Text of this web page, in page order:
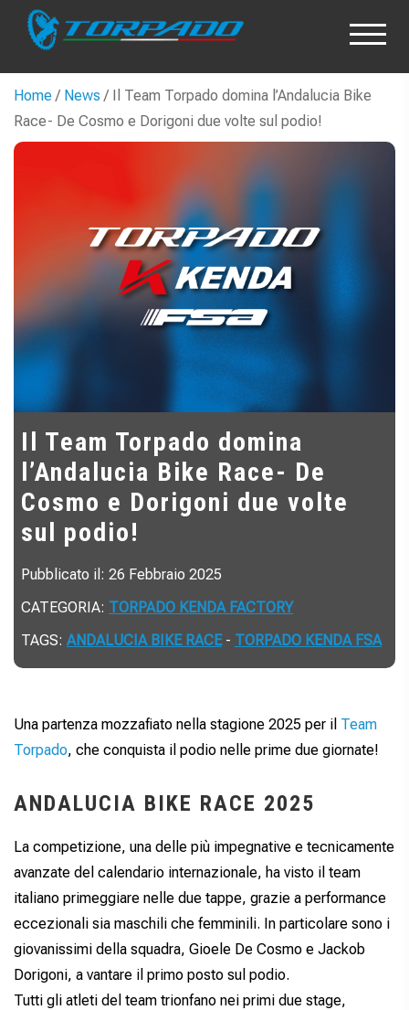
Home/ News / Il Team Torpado domina l’Andalucia Bike
Race- De Cosmo e Dorigoni due volte sul podio!
Il Team Torpado domina
l’Andalucia Bike Race- De
Cosmo e Dorigoni due volte
sul podio!
Pubblicato il: 26 Febbraio 2025
CATEGORIA: TORPADO KENDA FACTORY
TAGS: ANDALUCIA BIKE RACE- TORPADO KENDA FSA
Una partenza mozzafiato nella stagione 2025 per il Team
Torpado, che conquista il podio nelle prime due giornate!
ANDALUCIA BIKE RACE 2025
La competizione, una delle più impegnative e tecnicamente
avanzate del calendario internazionale, ha visto il team
italiano primeggiare nelle due tappe, grazie a performance
eccezionali sia maschili che femminili. In particolare sono i
giovanissimi della squadra, Gioele De Cosmo e Jackob
Dorigoni, a vantare il primo posto sul podio.
Tutti gli atleti del team trionfano nei primi due stage,